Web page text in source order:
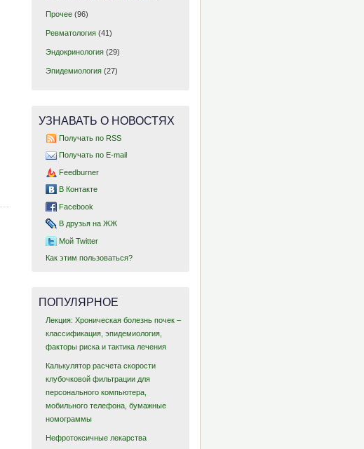
Прочее (96)
Ревматология (41)
Эндокринология (29)
Эпидемиология (27)
УЗНАВАТЬ О НОВОСТЯХ
Получать по RSS
Получать по E-mail
Feedburner
В Контакте
Facebook
В друзья на ЖЖ
Мой Twitter
Как этим пользоваться?
ПОПУЛЯРНОЕ
Лекция: Хроническая болезнь почек –
классификация, эпидемиология,
факторы риска и тактика лечения
Калькулятор расчета скорости
клубочковой фильтрации для
персонального компьютера,
мобильного телефона, бумажные
номограммы
Нефротоксичные лекарства